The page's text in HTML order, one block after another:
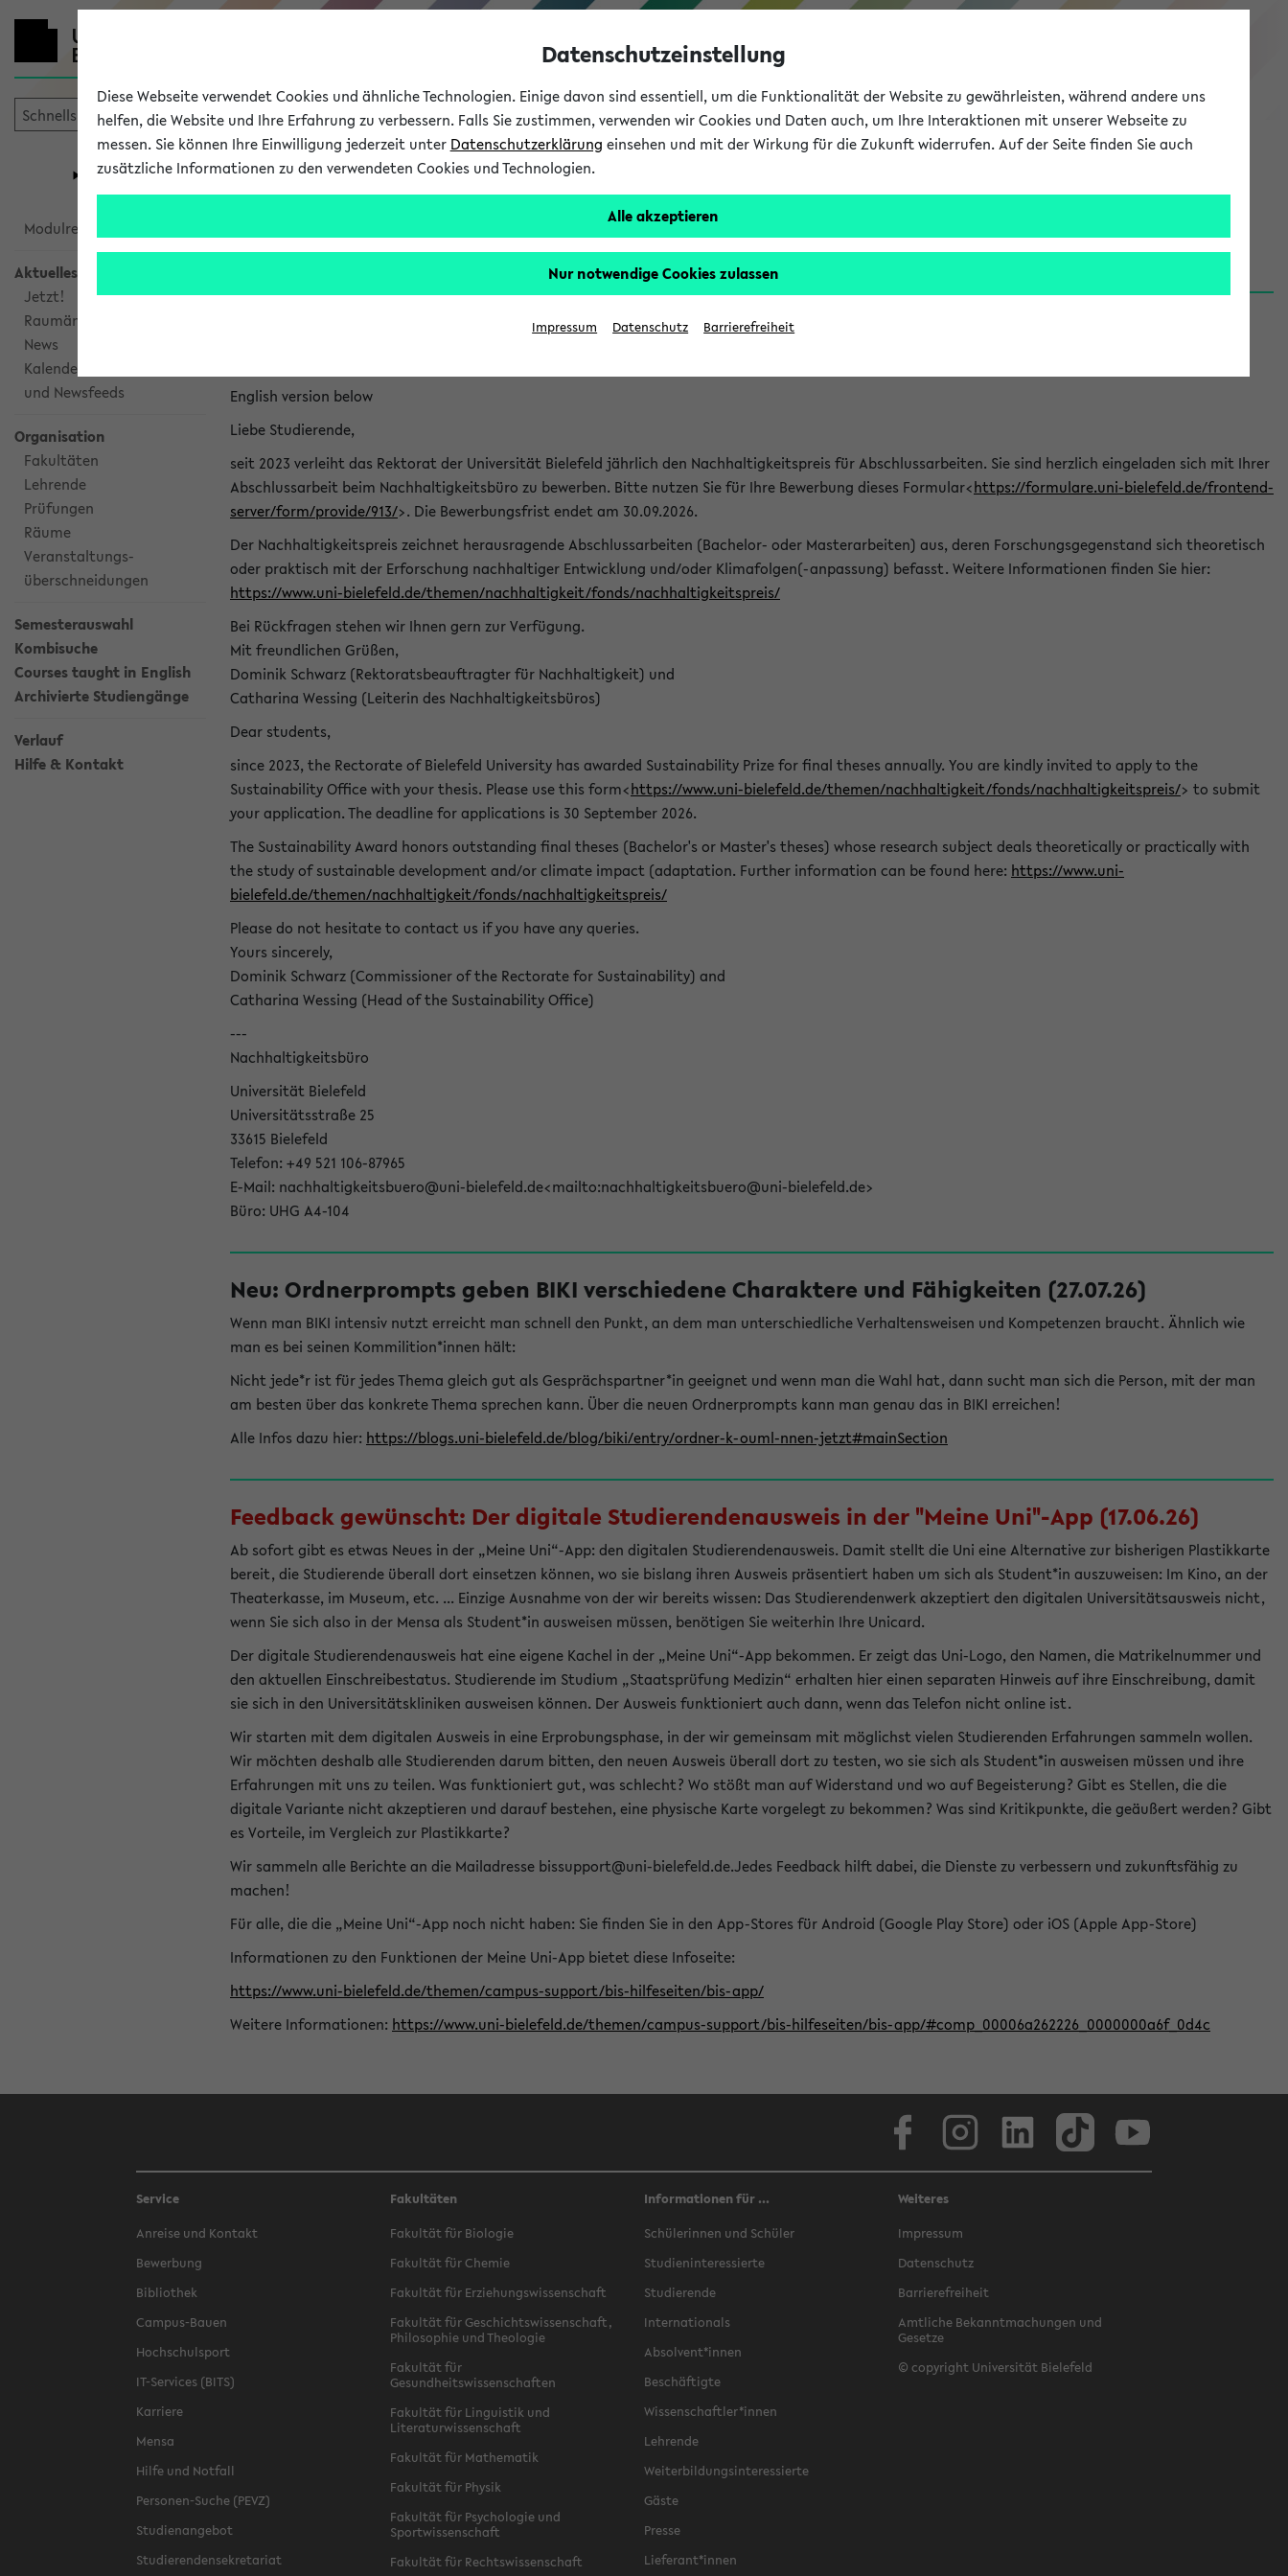
eKVV
Universität Forschung Studium
eKVV
Modulrecherche
Aktuelles
Jetzt!
Raumänderungen
News
Kalenderintegration
und Newsfeeds
Organisation
Fakultäten
Lehrende
Prüfungen
Räume
Veranstaltungs-
überschneidungen
Semesterauswahl
Kombisuche
Courses taught in English
Archivierte Studiengänge
Verlauf
Hilfe & Kontakt
eKVV News
Nachhaltigkeitspreis 2026: Bewerbungsphase gestartet (06.08.26)
English version below
Liebe Studierende,
seit 2023 verleiht das Rektorat der Universität Bielefeld jährlich den Nachhaltigkeitspreis für Abschlussarbeiten. Sie sind herzlich eingeladen sich mit Ihrer
Abschlussarbeit beim Nachhaltigkeitsbüro zu bewerben. Bitte nutzen Sie für Ihre Bewerbung dieses Formular<https://formulare.uni-bielefeld.de/frontend-
server/form/provide/913/>. Die Bewerbungsfrist endet am 30.09.2026.
Der Nachhaltigkeitspreis zeichnet herausragende Abschlussarbeiten (Bachelor- oder Masterarbeiten) aus, deren Forschungsgegenstand sich theoretisch
oder praktisch mit der Erforschung nachhaltiger Entwicklung und/oder Klimafolgen(-anpassung) befasst. Weitere Informationen finden Sie hier:
https://www.uni-bielefeld.de/themen/nachhaltigkeit/fonds/nachhaltigkeitspreis/
Bei Rückfragen stehen wir Ihnen gern zur Verfügung.
Mit freundlichen Grüßen,
Dominik Schwarz (Rektoratsbeauftragter für Nachhaltigkeit) und
Catharina Wessing (Leiterin des Nachhaltigkeitsbüros)
Dear students,
since 2023, the Rectorate of Bielefeld University has awarded Sustainability Prize for final theses annually. You are kindly invited to apply to the
Sustainability Office with your thesis. Please use this form<https://www.uni-bielefeld.de/themen/nachhaltigkeit/fonds/nachhaltigkeitspreis/> to submit
your application. The deadline for applications is 30 September 2026.
The Sustainability Award honors outstanding final theses (Bachelor's or Master's theses) whose research subject deals theoretically or practically with
the study of sustainable development and/or climate impact (adaptation. Further information can be found here: https://www.uni-
bielefeld.de/themen/nachhaltigkeit/fonds/nachhaltigkeitspreis/
Please do not hesitate to contact us if you have any queries.
Yours sincerely,
Dominik Schwarz (Commissioner of the Rectorate for Sustainability) and
Catharina Wessing (Head of the Sustainability Office)
---
Nachhaltigkeitsbüro
Universität Bielefeld
Universitätsstraße 25
33615 Bielefeld
Telefon: +49 521 106-87965
E-Mail: nachhaltigkeitsbuero@uni-bielefeld.de<mailto:nachhaltigkeitsbuero@uni-bielefeld.de>
Büro: UHG A4-104
Neu: Ordnerprompts geben BIKI verschiedene Charaktere und Fähigkeiten (27.07.26)
Wenn man BIKI intensiv nutzt erreicht man schnell den Punkt, an dem man unterschiedliche Verhaltensweisen und Kompetenzen braucht. Ähnlich wie
man es bei seinen Kommilition*innen hält:
Nicht jede*r ist für jedes Thema gleich gut als Gesprächspartner*in geeignet und wenn man die Wahl hat, dann sucht man sich die Person, mit der man
am besten über das konkrete Thema sprechen kann. Über die neuen Ordnerprompts kann man genau das in BIKI erreichen!
Alle Infos dazu hier: https://blogs.uni-bielefeld.de/blog/biki/entry/ordner-k-ouml-nnen-jetzt#mainSection
Feedback gewünscht: Der digitale Studierendenausweis in der "Meine Uni"-App (17.06.26)
Ab sofort gibt es etwas Neues in der „Meine Uni“-App: den digitalen Studierendenausweis. Damit stellt die Uni eine Alternative zur bisherigen Plastikkarte
bereit, die Studierende überall dort einsetzen können, wo sie bislang ihren Ausweis präsentiert haben um sich als Student*in auszuweisen: Im Kino, an der
Theaterkasse, im Museum, etc. ... Einzige Ausnahme von der wir bereits wissen: Das Studierendenwerk akzeptiert den digitalen Universitätsausweis nicht,
wenn Sie sich also in der Mensa als Student*in ausweisen müssen, benötigen Sie weiterhin Ihre Unicard.
Der digitale Studierendenausweis hat eine eigene Kachel in der „Meine Uni“-App bekommen. Er zeigt das Uni-Logo, den Namen, die Matrikelnummer und
den aktuellen Einschreibestatus. Studierende im Studium „Staatsprüfung Medizin“ erhalten hier einen separaten Hinweis auf ihre Einschreibung, damit
sie sich in den Universitätskliniken ausweisen können. Der Ausweis funktioniert auch dann, wenn das Telefon nicht online ist.
Wir starten mit dem digitalen Ausweis in eine Erprobungsphase, in der wir gemeinsam mit möglichst vielen Studierenden Erfahrungen sammeln wollen.
Wir möchten deshalb alle Studierenden darum bitten, den neuen Ausweis überall dort zu testen, wo sie sich als Student*in ausweisen müssen und ihre
Erfahrungen mit uns zu teilen. Was funktioniert gut, was schlecht? Wo stößt man auf Widerstand und wo auf Begeisterung? Gibt es Stellen, die die
digitale Variante nicht akzeptieren und darauf bestehen, eine physische Karte vorgelegt zu bekommen? Was sind Kritikpunkte, die geäußert werden? Gibt
es Vorteile, im Vergleich zur Plastikkarte?
Wir sammeln alle Berichte an die Mailadresse bissupport@uni-bielefeld.de.Jedes Feedback hilft dabei, die Dienste zu verbessern und zukunftsfähig zu
machen!
Für alle, die die „Meine Uni“-App noch nicht haben: Sie finden Sie in den App-Stores für Android (Google Play Store) oder iOS (Apple App-Store)
Informationen zu den Funktionen der Meine Uni-App bietet diese Infoseite:
https://www.uni-bielefeld.de/themen/campus-support/bis-hilfeseiten/bis-app/
Weitere Informationen: https://www.uni-bielefeld.de/themen/campus-support/bis-hilfeseiten/bis-app/#comp_00006a262226_0000000a6f_0d4c
Service
Anreise und Kontakt
Bewerbung
Bibliothek
Campus-Bauen
Hochschulsport
IT-Services (BITS)
Karriere
Mensa
Hilfe und Notfall
Personen-Suche (PEVZ)
Studienangebot
Studierendensekretariat
Fakultäten
Fakultät für Biologie
Fakultät für Chemie
Fakultät für Erziehungswissenschaft
Fakultät für Geschichtswissenschaft,
Philosophie und Theologie
Fakultät für
Gesundheitswissenschaften
Fakultät für Linguistik und
Literaturwissenschaft
Fakultät für Mathematik
Fakultät für Physik
Fakultät für Psychologie und
Sportwissenschaft
Fakultät für Rechtswissenschaft
Informationen für ...
Schülerinnen und Schüler
Studieninteressierte
Studierende
Internationals
Absolvent*innen
Beschäftigte
Wissenschaftler*innen
Lehrende
Weiterbildungsinteressierte
Gäste
Presse
Lieferant*innen
Weiteres
Impressum
Datenschutz
Barrierefreiheit
Amtliche Bekanntmachungen und
Gesetze
© copyright Universität Bielefeld
Datenschutzeinstellung
Diese Webseite verwendet Cookies und ähnliche Technologien. Einige davon sind essentiell, um die Funktionalität der Website zu gewährleisten, während andere uns
helfen, die Website und Ihre Erfahrung zu verbessern. Falls Sie zustimmen, verwenden wir Cookies und Daten auch, um Ihre Interaktionen mit unserer Webseite zu
messen. Sie können Ihre Einwilligung jederzeit unter Datenschutzerklärung einsehen und mit der Wirkung für die Zukunft widerrufen. Auf der Seite finden Sie auch
zusätzliche Informationen zu den verwendeten Cookies und Technologien.
Alle akzeptieren
Nur notwendige Cookies zulassen
Impressum Datenschutz Barrierefreiheit